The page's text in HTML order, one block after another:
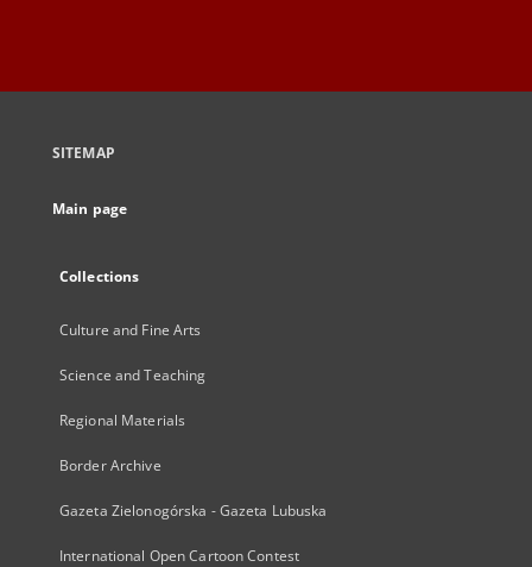
SITEMAP
Main page
Collections
Culture and Fine Arts
Science and Teaching
Regional Materials
Border Archive
Gazeta Zielonogórska - Gazeta Lubuska
International Open Cartoon Contest